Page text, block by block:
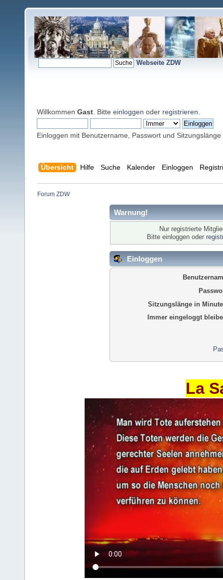
Webseite ZDW
Willkommen Gast . Bitte einloggen oder registrieren
Einloggen mit Benutzername, Passwort und Sitzungslänge
Übersicht Hilfe Suche Kalender Einloggen
Forum ZDW
Warnung!
Nur registrierte
Bitte einloggen oder
Einloggen
Sitzungslänge in
Immer eingeloggt
La